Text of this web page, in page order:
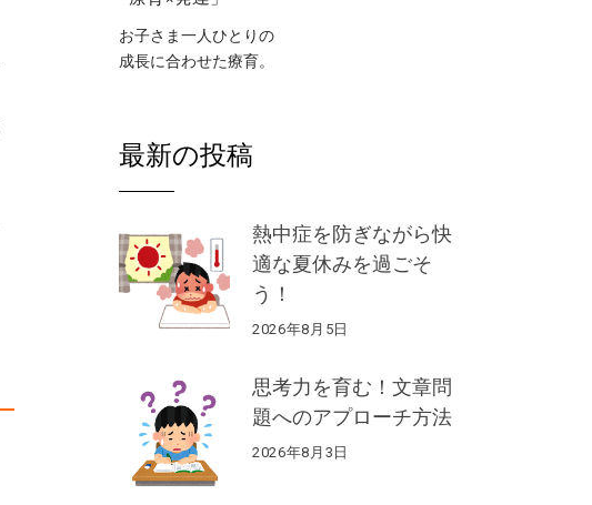
お子さま一人ひとりの
成長に合わせた療育。
最新の投稿
熱中症を防ぎながら快
適な夏休みを過ごそ
う！
2026年8月5日
思考力を育む！文章問
題へのアプローチ方法
2026年8月3日